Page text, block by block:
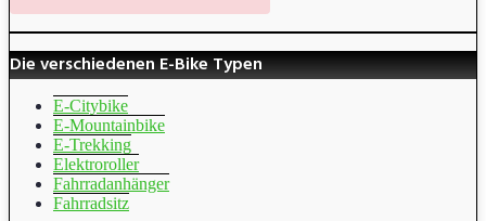
Die verschiedenen E-Bike Typen
E-Citybike
E-Mountainbike
E-Trekking
Elektroroller
Fahrradanhänger
Fahrradsitz